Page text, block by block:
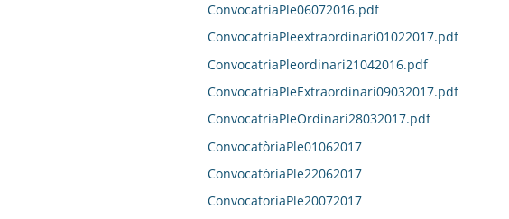
ConvocatriaPle06072016.pdf
ConvocatriaPleextraordinari01022017.pdf
ConvocatriaPleordinari21042016.pdf
ConvocatriaPleExtraordinari09032017.pdf
ConvocatriaPleOrdinari28032017.pdf
ConvocatòriaPle01062017
ConvocatòriaPle22062017
ConvocatoriaPle20072017